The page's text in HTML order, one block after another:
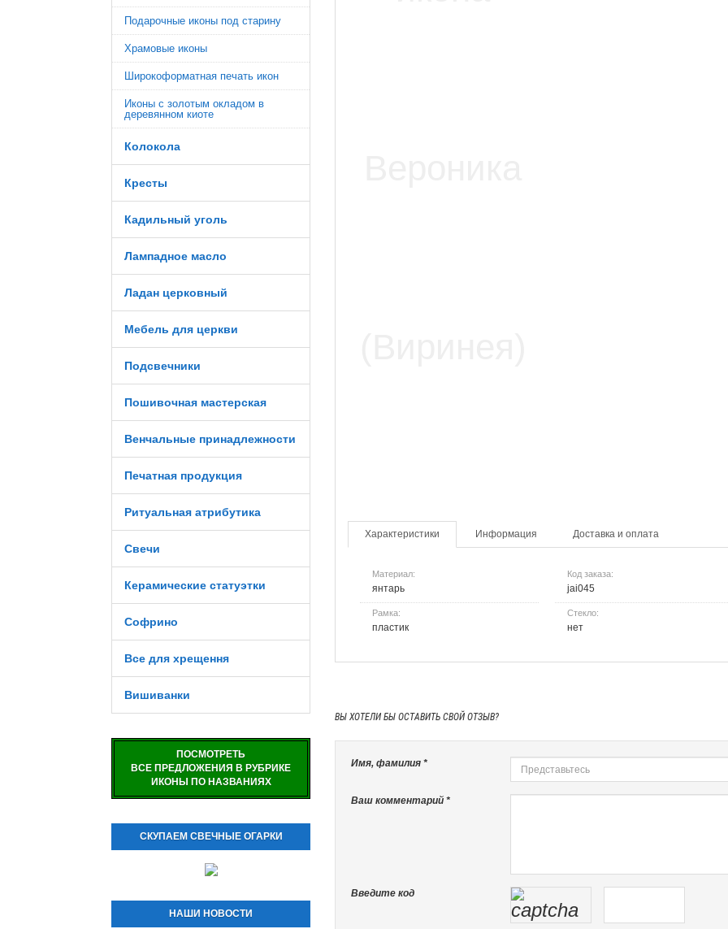
Подарочные иконы под старину
Храмовые иконы
Широкоформатная печать икон
Иконы с золотым окладом в
деревянном киоте
Колокола
Кресты
Кадильный уголь
Лампадное масло
Ладан церковный
Мебель для церкви
Подсвечники
Пошивочная мастерская
Венчальные принадлежности
Печатная продукция
Ритуальная атрибутика
Свечи
Керамические статуэтки
Софрино
Все для хрещення
Вишиванки
ПОСМОТРЕТЬ
ВСЕ ПРЕДЛОЖЕНИЯ В РУБРИКЕ
ИКОНЫ ПО НАЗВАНИЯХ
СКУПАЕМ СВЕЧНЫЕ ОГАРКИ
НАШИ НОВОСТИ
Характеристики Информация Доставка и оплата
Материал:
янтарь
Код заказа:
jai045
Рамка:
пластик
Стекло:
нет
ВЫ ХОТЕЛИ БЫ ОСТАВИТЬ СВОЙ ОТЗЫВ?
Имя, фамилия *
Ваш комментарий *
Введите код